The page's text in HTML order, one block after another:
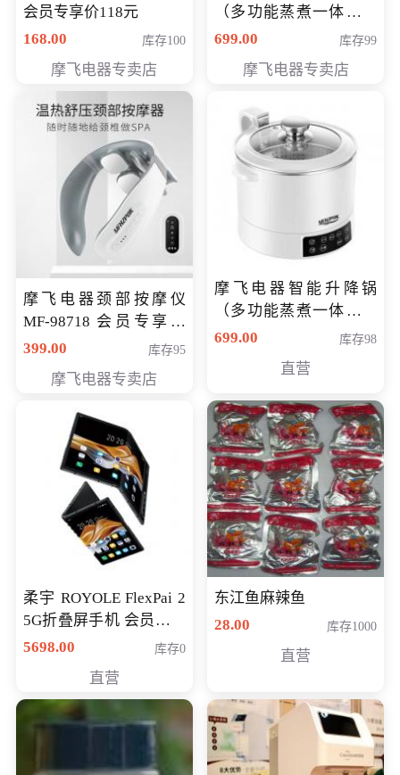
会员专享价118元
168.00
库存100
摩飞电器专卖店
（多功能蒸煮一体锅）
（智能升降养生锅） 会
699.00 库存99
摩飞电器专卖店
摩飞电器颈部按摩仪
MF-98718 会员专享价
299元
399.00 库存95
摩飞电器专卖店
摩飞电器智能升降锅
（多功能蒸煮一体锅）
（智能升降养生锅） 会
699.00 库存98
直营
柔宇 ROYOLE FlexPai 2
5G折叠屏手机 会员专享
购买价格 4998元
5698.00 库存0
直营
东江鱼麻辣鱼
28.00
库存1000
直营